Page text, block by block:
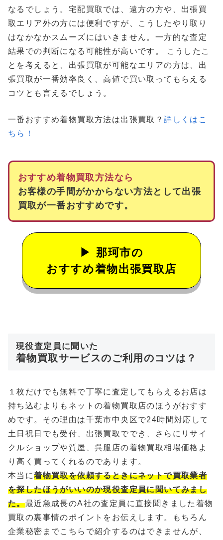
なるでしょう。宅配買取では、遠方の方や、出張買
取エリア外の方には便利ですが、こうしたやり取り
はなかなかスムーズにはいきません。一方的な査定
結果での判断になる可能性が高いです。 こうしたこ
とを考えると、出張買取が可能なエリアの方は、出
張買取が一番効率良く、高値で買い取ってもらえる
コツとも言えるでしょう。
一番おすすめ着物買取方法は出張買取？詳しくはこ
ちら！
おすすめ着物買取方法なら
お客様の手間がかからない方法として出張
買取が一番おすすめです。
那珂市の
おすすめ着物出張買取店
現役査定員に聞いた
着物買取サービスのご利用のコツは？
１枚だけでも無料で丁寧に査定してもらえるお店は
持ち込むよりもネットの着物買取店のほうがおすす
めです。その理由は千葉市中央区で24時間対応して
土日祝日でも受付、出張買取ででき、さらにリサイ
クルショップや質屋、呉服店の着物買取相場価格よ
り高く買ってくれるのであります。
本当に着物買取を依頼するときにネットで買取業者
を探したほうがいいのか現役査定員に聞いてみまし
た。最近急成長のA社の査定員に直接聞きました着物
買取の裏事情のポイントをお伝えします。もちろん
企業秘密までこちらで紹介するのはできませんが、